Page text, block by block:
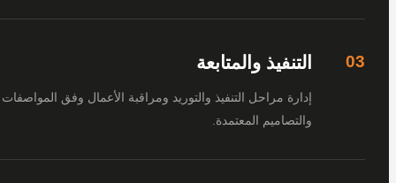
التنفيذ والمتابعة
إدارة مراحل التنفيذ والتوريد ومراقبة الأعمال وفق المواصفات
والتصاميم المعتمدة.